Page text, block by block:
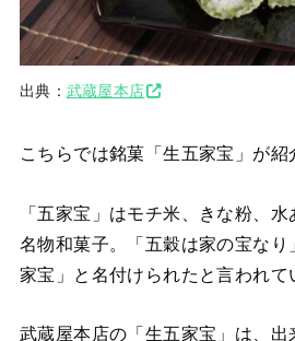
出典： 武蔵屋本店
こちらでは銘菓「生五家宝」が紹
「五家宝」はモチ米、きな粉、
名物和菓子。
「五穀は家の宝な
家宝」と名付けられたと言われて
武蔵屋本店の「生五家宝」は、